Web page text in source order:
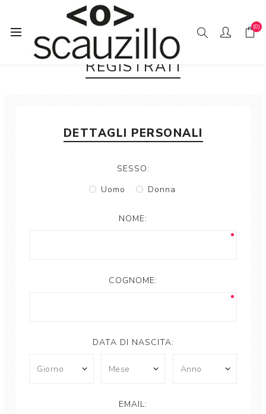
(0)
REGISTRATI
DETTAGLI PERSONALI
SESSO:
Uomo
Donna
NOME:
COGNOME:
DATA DI NASCITA:
EMAIL: